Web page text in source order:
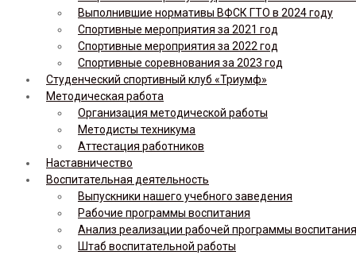
Выполнившие нормативы ВФСК ГТО в 2024 году
Спортивные мероприятия за 2021 год
Спортивные мероприятия за 2022 год
Спортивные соревнования за 2023 год
Студенческий спортивный клуб «Триумф»
Методическая работа
Организация методической работы
Методисты техникума
Аттестация работников
Наставничество
Воспитательная деятельность
Выпускники нашего учебного заведения
Рабочие программы воспитания
Анализ реализации рабочей программы
Штаб воспитательной работы